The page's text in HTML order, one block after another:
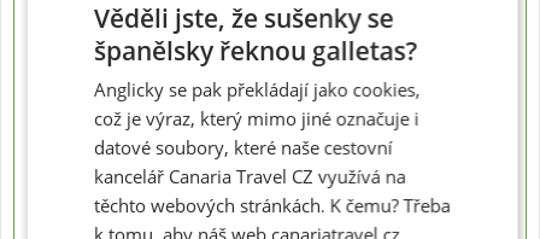
27.09. - 04.10.2026, délka pobytu: (8 dní)LAST MINUTE
Odlet z: Praha
bez stravování
Možno přeobjednat na:
Původní cena: 21 900 Kč
Konečná cena za osobu od:20 890 Kč
REZERVACE
Věděli jste, že sušenky se
španělsky řeknou galletas?
Anglicky se pak překládají jako cookies,
což je výraz, který mimo jiné označuje i
datové soubory, které naše cestovní
kancelář Canaria Travel CZ využívá na
těchto webových stránkách. K čemu? Třeba
k tomu, aby náš web canariatravel.cz